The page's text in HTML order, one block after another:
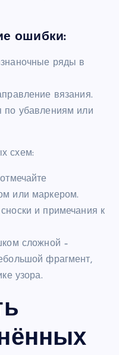
ошибки:
ряды в
вязания.
по убавлениям или
схем:
или маркером.
и примечания к
сложной –
фрагмент,
узора.